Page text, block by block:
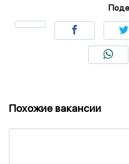
Похожие вакансии